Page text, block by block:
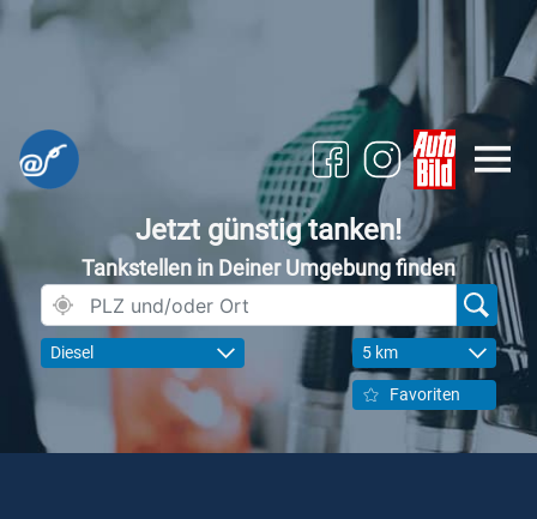
Jetzt günstig tanken!
Tankstellen in Deiner Umgebung finden
Diesel 5 km
Favoriten